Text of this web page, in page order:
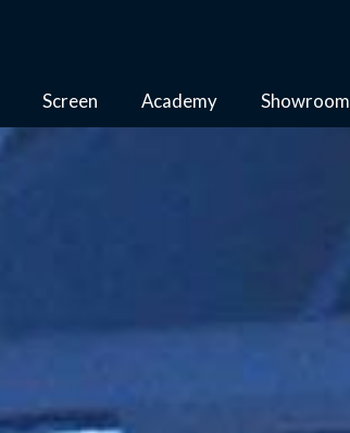
Screen Academy Showroom